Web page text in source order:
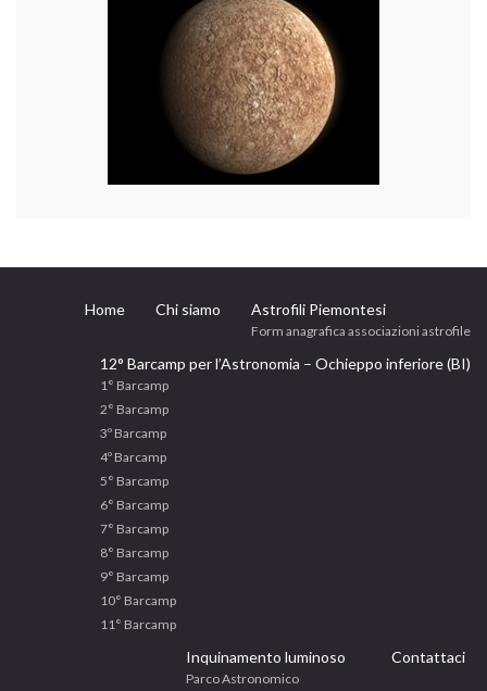
Home Chi siamo Astrofili Piemontesi
Form anagrafica associazioni astrofile
12° Barcamp per l’Astronomia – Ochieppo inferiore (BI)
1° Barcamp
2° Barcamp
3º Barcamp
4º Barcamp
5° Barcamp
6° Barcamp
7° Barcamp
8° Barcamp
9° Barcamp
10° Barcamp
11° Barcamp
Inquinamento luminoso
Parco Astronomico
Contattaci